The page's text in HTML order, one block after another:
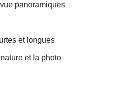
panoramiques
et longues
et la photo